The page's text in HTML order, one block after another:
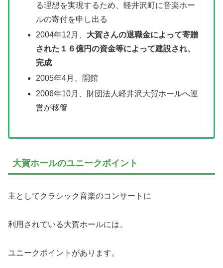
る理想を実現するため、軽井沢町に音楽ホー
ルの寄付を申し出る
2004年12月、 大賀さんの退職金によって寄贈
された１６億円の資金等によって建設され、
完成
2005年4月、開館
2006年10月、財団法人軽井沢大賀ホールへ運
営が移管
大賀ホールのユニークポイント
主としてクラシック音楽のコンサートに
利用されている大賀ホールには、
ユニークポイントがあります。